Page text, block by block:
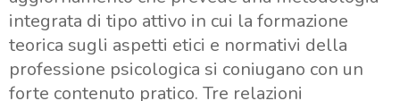
integrata di tipo attivo in cui la formazione
teorica sugli aspetti etici e normativi della
professione psicologica si coniugano con un
forte contenuto pratico. Tre relazioni